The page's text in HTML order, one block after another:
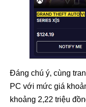
Đáng chú ý, cùng
PC với mức giá
khoảng 2,22 triệu